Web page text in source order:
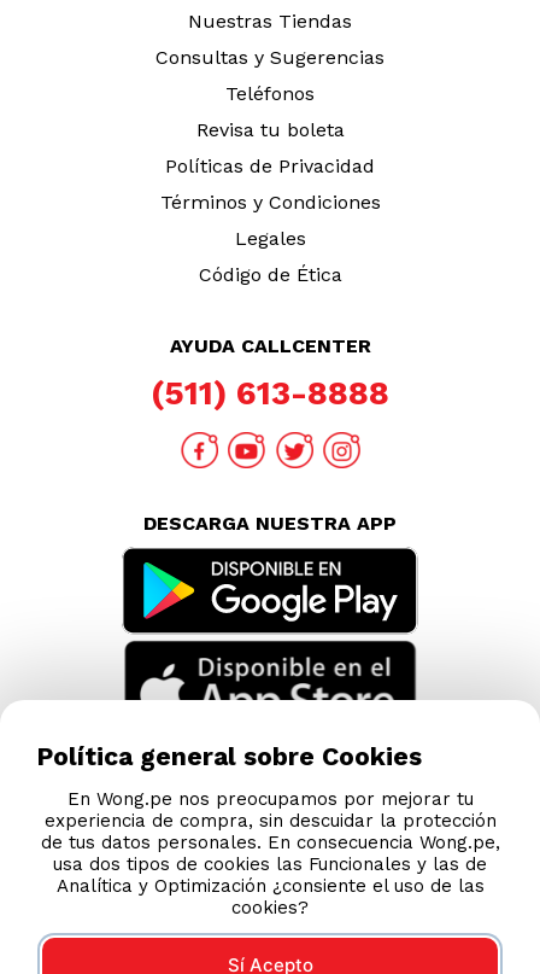
Nuestras Tiendas
Consultas y Sugerencias
Teléfonos
Revisa tu boleta
Políticas de Privacidad
Términos y Condiciones
Legales
Código de Ética
AYUDA CALLCENTER
(511) 613-8888
DESCARGA NUESTRA APP
Política general sobre Cookies
En Wong.pe nos preocupamos por mejorar tu
experiencia de compra, sin descuidar la protección
de tus datos personales. En consecuencia Wong.pe,
usa dos tipos de cookies las Funcionales y las de
Analítica y Optimización ¿consiente el uso de las
cookies?
Sí Acepto